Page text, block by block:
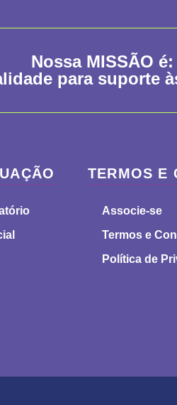
Nossa MISSÃO é:
para suporte
TERMOS E
Associe-se
Termos e
Política de